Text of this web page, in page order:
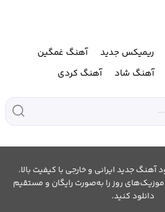
ریمیکس جدید
آهنگ غمگین
آهنگ شاد آهنگ کردی
جدید ایرانی و خارجی با کیفیت بالا.
موزیک‌های روز را به‌صورت رایگان و مستقیم
دانلود کنید.